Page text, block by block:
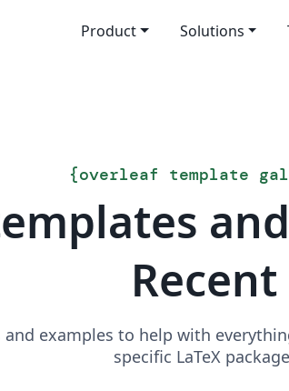
Product Solutions
{overleaf template
Recent
and examples to help with
specific LaTeX